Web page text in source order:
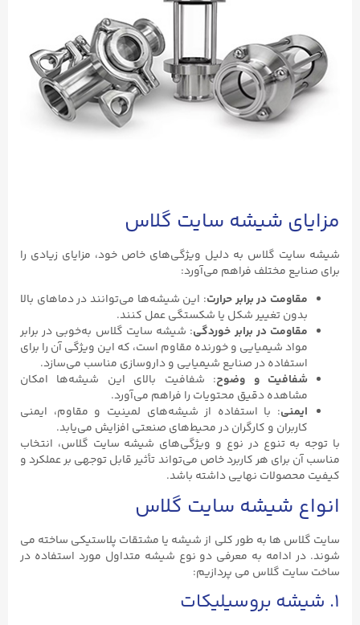
مزایای شیشه سایت گلاس
شیشه سایت گلاس به دلیل ویژگی‌های خاص خود، مزایای زیادی را
برای صنایع مختلف فراهم می‌آورد:
مقاومت در برابر حرارت: این شیشه‌ها می‌توانند در دماهای بالا
بدون تغییر شکل یا شکستگی عمل کنند.
مقاومت در برابر خوردگی: شیشه سایت گلاس به‌خوبی در برابر
مواد شیمیایی و خورنده مقاوم است، که این ویژگی آن را برای
استفاده در صنایع شیمیایی و داروسازی مناسب می‌سازد.
شفافیت و وضوح: شفافیت بالای این شیشه‌ها امکان
مشاهده دقیق محتویات را فراهم می‌آورد.
ایمنی: با استفاده از شیشه‌های لمینیت و مقاوم، ایمنی
کاربران و کارگران در محیط‌های صنعتی افزایش می‌یابد.
با توجه به تنوع در نوع و ویژگی‌های شیشه سایت گلاس، انتخاب
مناسب آن برای هر کاربرد خاص می‌تواند تأثیر قابل توجهی بر عملکرد و
کیفیت محصولات نهایی داشته باشد.
انواع شیشه سایت گلاس
سایت گلاس ها به طور کلی از شیشه یا مشتقات پلاستیکی ساخته می
شوند. در ادامه به معرفی دو نوع شیشه متداول مورد استفاده در
ساخت سایت گلاس می پردازیم:
۱. شیشه بروسیلیکات